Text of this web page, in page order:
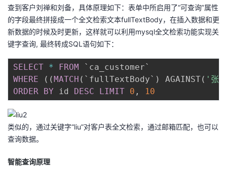
查到客户刘禅和刘备，具体原理如下：表单中所启用了“可查询”属性
的字段最终拼接成一个全文检索文本fullTextBody，在插入数据和更
新数据的时候及时更新，这样就可以利用mysql全文检索功能实现关
键字查询, 最终转成SQL语句如下：
SELECT * FROM ` ca_customer`
WHERE
( (MATCH ( ` fullTextBody` ) AGAINST( '张
ORDER
BY id DESC LIMIT 0 , 10
类似的，通过关键字“liu”对客户表全文检索，通过邮箱匹配，也可以
查询数据。
智能查询原理